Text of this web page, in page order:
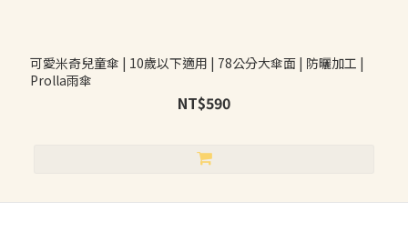
可愛米奇兒童傘 | 10歲以下適用 | 78公分大傘面 | 防曬加工 |
Prolla雨傘
NT$590